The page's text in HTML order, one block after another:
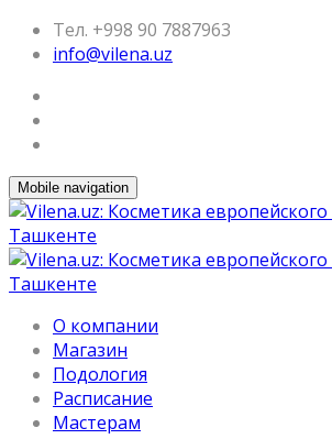
Тел. +998 90 7887963
info@vilena.uz
Mobile navigation
О компании
Магазин
Подология
Расписание
Мастерам